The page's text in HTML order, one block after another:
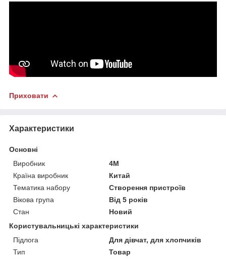
Приховати
Характеристики
Основні
Виробник
4M
Країна виробник
Китай
Тематика набору
Створення пристроїв
Вікова група
Від 5 років
Стан
Новий
Користувальницькі характеристики
Підлога
Для дівчат, для хлопчиків
Тип
Товар